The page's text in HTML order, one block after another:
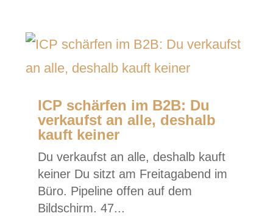
ICP schärfen im B2B: Du
verkaufst an alle, deshalb
kauft keiner
Du verkaufst an alle, deshalb kauft
keiner Du sitzt am Freitagabend im
Büro. Pipeline offen auf dem
Bildschirm. 47...